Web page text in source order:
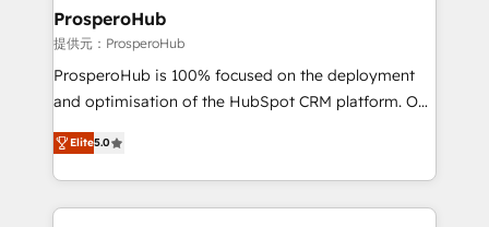
empowering our clients and developing their
autonomy. Get to grips with HubSpot through
guided implementation and seamless integration of
the CRM platform into your digital ecosystem. Would
marketing strategy? We'll provide support tailored
to your needs and sales objectives. With 125+
ProsperoHub
提供元：ProsperoHub
ProsperoHub is 100% focused on the deployment
and optimisation of the HubSpot CRM platform. Our
highly experienced team of solutions experts will
ensure that you achieve maximum adoption and
ROI from your HubSpot investment. Use our
extensive HubSpot, sales, marketing, service and
Elite5.0